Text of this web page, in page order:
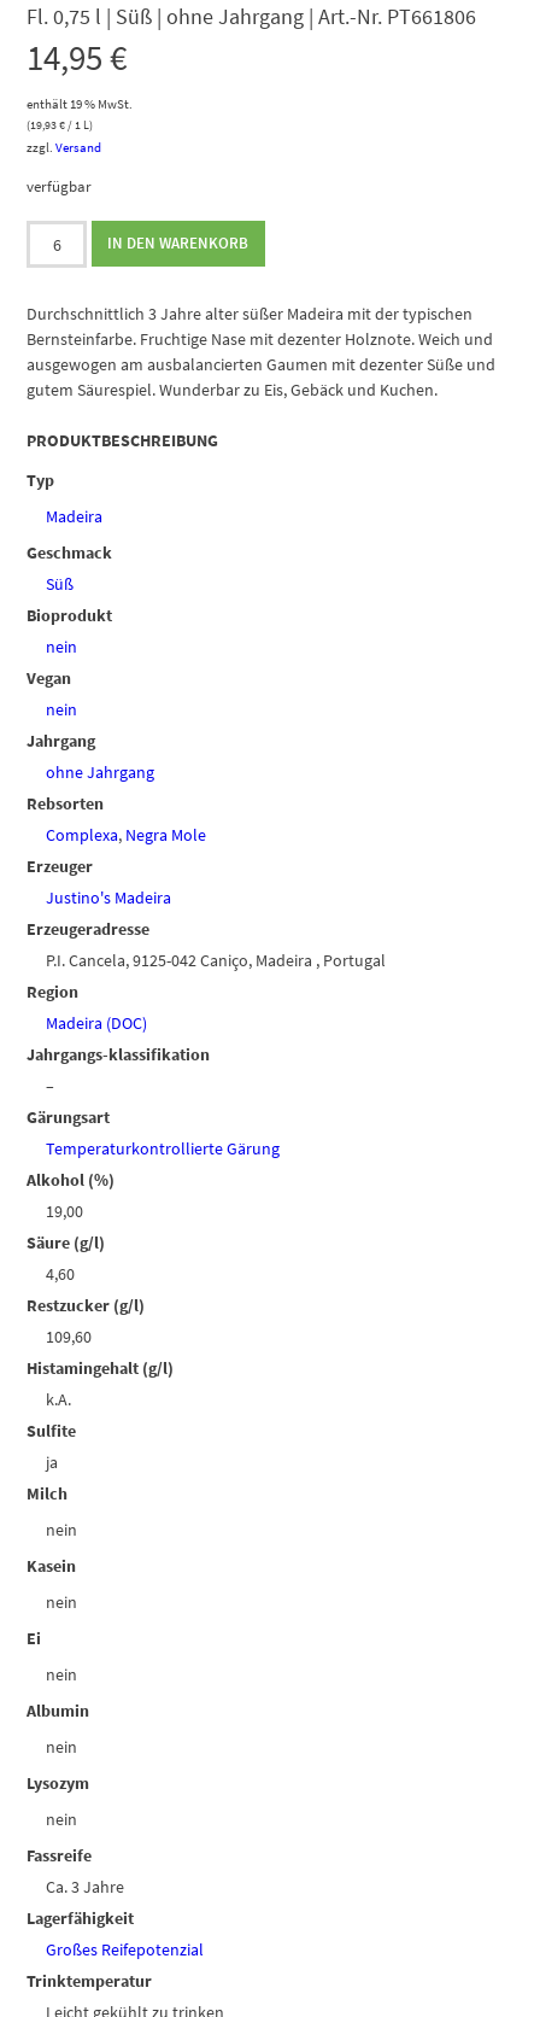
Fl. 0,75 l | Süß | ohne Jahrgang | Art.-Nr. PT661806
14,95€
enthält 19 % MwSt.
(19,93€/ 1 L)
zzgl.Versand
verfügbar
Justino's
Fine
Menge
IN DEN WARENKORB
Durchschnittlich 3 Jahre alter süßer Madeira mit der typischen
Bernsteinfarbe. Fruchtige Nase mit dezenter Holznote. Weich und
ausgewogen am ausbalancierten Gaumen mit dezenter Süße und
gutem Säurespiel. Wunderbar zu Eis, Gebäck und Kuchen.
PRODUKTBESCHREIBUNG
Typ
Madeira
Geschmack
Süß
Bioprodukt
nein
Vegan
nein
Jahrgang
ohne Jahrgang
Rebsorten
Complexa, Negra Mole
Erzeuger
Justino's Madeira
Erzeugeradresse
P.I. Cancela, 9125-042 Caniço, Madeira , Portugal
Region
Madeira (DOC)
Jahrgangs-klassifikation
–
Gärungsart
Temperaturkontrollierte Gärung
Alkohol (%)
19,00
Säure (g/l)
4,60
Restzucker (g/l)
109,60
Histamingehalt (g/l)
k.A.
Sulfite
ja
Milch
nein
Kasein
nein
Ei
nein
Albumin
nein
Lysozym
nein
Fassreife
Ca. 3 Jahre
Lagerfähigkeit
Großes Reifepotenzial
Trinktemperatur
Leicht gekühlt zu trinken